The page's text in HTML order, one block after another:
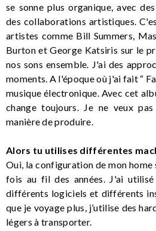
se sonne plus organique, avec
des collaborations artistiques.
artistes comme Bill Summers,
Burton et George Katsiris sur le
nos sons ensemble. J'ai des
moments. A l'époque où j'ai fait “
musique électronique. Avec cet
change toujours. Je ne veux
manière de produire.
Alors tu utilises différentes
Oui, la configuration de mon home
fois au fil des années. J'ai
différents logiciels et différents
que je voyage plus, j’utilise des
légers à transporter.